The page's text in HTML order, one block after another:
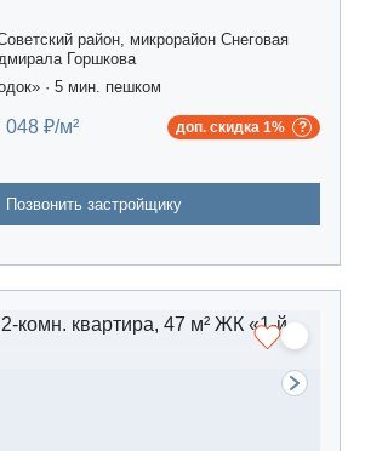
район, микрорайон Снеговая
Горшкова
· 5 мин. пешком
048 ₽/м² доп. скидка 1%
Позвонить застройщику